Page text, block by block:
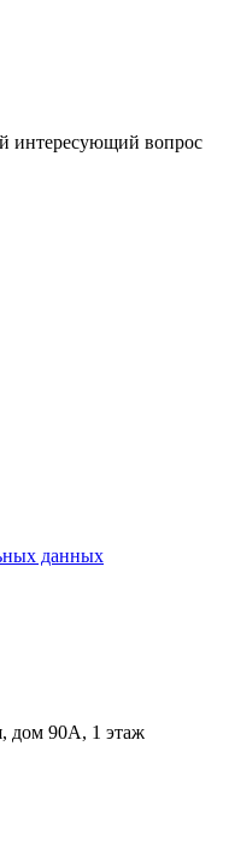
интересующий вопрос
данных
дом 90А, 1 этаж